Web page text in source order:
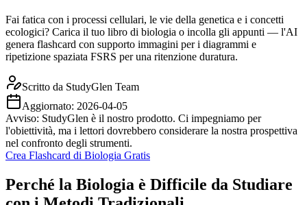
Fai fatica con i processi cellulari, le vie della genetica e i concetti
ecologici? Carica il tuo libro di biologia o incolla gli appunti — l'AI
genera flashcard con supporto immagini per i diagrammi e
ripetizione spaziata FSRS per una ritenzione duratura.
Scritto da StudyGlen Team
Aggiornato: 2026-04-05
Avviso: StudyGlen è il nostro prodotto. Ci impegniamo per
l'obiettività, ma i lettori dovrebbero considerare la nostra prospettiva
nel confronto degli strumenti.
Crea Flashcard di Biologia Gratis
Perché la Biologia è Difficile da Studiare